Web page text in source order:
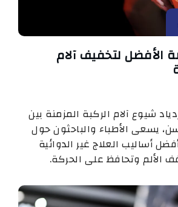
الأفضل لتخفيف آلام
شيوع آلام الركبة المزمنة بين
يسعى الأطباء والباحثون حول
أساليب العلاج غير الدوائية
الألم وتحافظ على الحركة.